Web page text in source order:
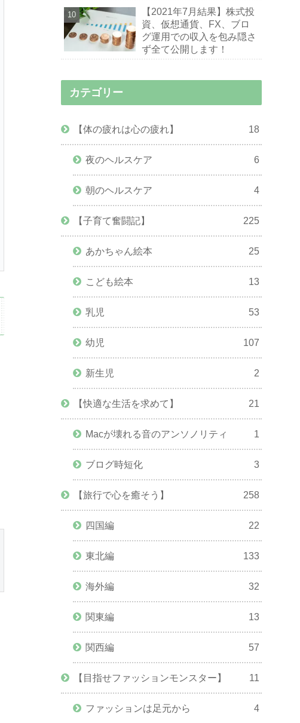
【2021年7月結果】株式投
資、仮想通貨、FX、ブロ
グ運用での収入を包み隠さ
ず全て公開します！
カテゴリー
【体の疲れは心の疲れ】 18
夜のヘルスケア 6
朝のヘルスケア 4
【子育て奮闘記】 225
あかちゃん絵本 25
こども絵本 13
乳児 53
幼児 107
新生児 2
【快適な生活を求めて】 21
Macが壊れる音のアンソノリティ 1
ブログ時短化 3
【旅行で心を癒そう】 258
四国編 22
東北編 133
海外編 32
関東編 13
関西編 57
【目指せファッションモンスター】 11
ファッションは足元から 4